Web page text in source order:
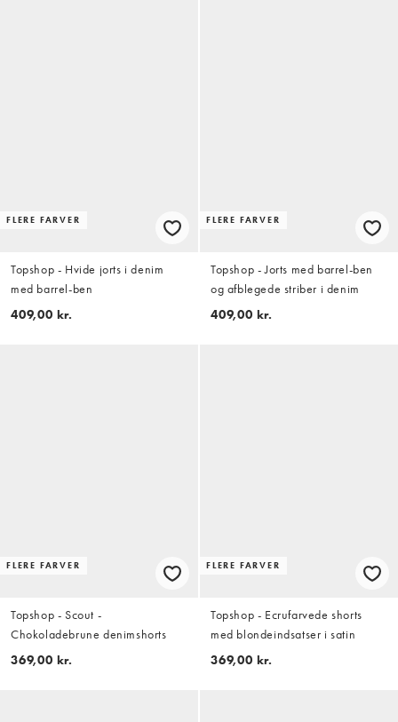
FLERE FARVER
Topshop - Hvide jorts i denim
med barrel-ben
409,00 kr.
FLERE FARVER
Topshop - Jorts med barrel-ben
og afblegede striber i denim
409,00 kr.
FLERE FARVER
Topshop - Scout -
Chokoladebrune denimshorts
369,00 kr.
FLERE FARVER
Topshop - Ecrufarvede shorts
med blondeindsatser i satin
369,00 kr.